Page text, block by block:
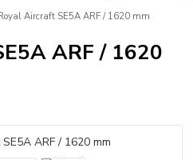
Aircraft SE5A ARF / 1620 mm
ARF / 1620